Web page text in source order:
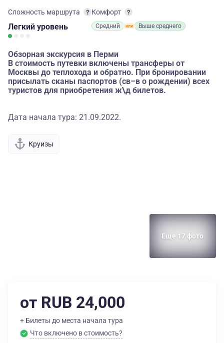
Сложность маршрута
Легкий уровень
Комфорт
Средний Выше среднего
Обзорная экскурсия в Перми
В стоимость путевки включены трансферы от
Москвы до теплохода и обратно. При бронировании
присылать сканы паспортов (св–в о рождении) всех
туристов для приобретения ж\д билетов.
Дата начала тура: 21.09.2022.
Круизы
Еще 17 фото
от RUB 24,000
+ Билеты до места начала тура
Что включено в стоимость?